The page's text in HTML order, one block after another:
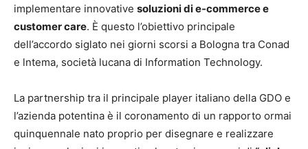
implementare innovative soluzioni di e-commerce e
customer care. È questo l’obiettivo principale
dell’accordo siglato nei giorni scorsi a Bologna tra Conad
e lntema, società lucana di Information Technology.
La partnership tra il principale player italiano della GDO e
l’azienda potentina è il coronamento di un rapporto ormai
quinquennale nato proprio per disegnare e realizzare